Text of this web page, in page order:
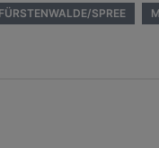
FÜRSTENWALDE/SPREE